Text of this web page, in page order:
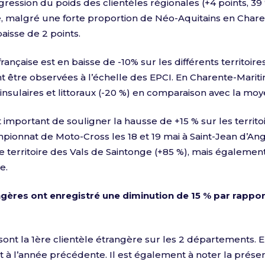
du poids des clientèles régionales (+4 points,
malgré une forte proportion de Néo-Aquitains en
de 2 points.
est en baisse de -10% sur les différents
être observées à l’échelle des EPCI. En Charente-
et littoraux (-20 %) en comparaison avec la
important de souligner la hausse de +15 % sur les
de Moto-Cross les 18 et 19 mai à Saint-Jean
territoire des Vals de Saintonge (+85 %), mais
ont enregistré une diminution de 15 % par
la 1ère clientèle étrangère sur les 2 départements.
l’année précédente. Il est également à noter la